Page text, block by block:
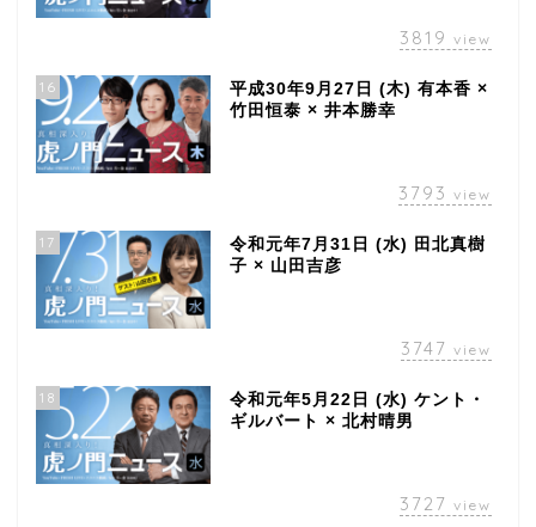
3819 view
16
平成30年9月27日 (木) 有本香 ×
竹田恒泰 × 井本勝幸
3793 view
17
令和元年7月31日 (水) 田北真樹
子 × 山田吉彦
3747 view
18
令和元年5月22日 (水) ケント・
ギルバート × 北村晴男
3727 view